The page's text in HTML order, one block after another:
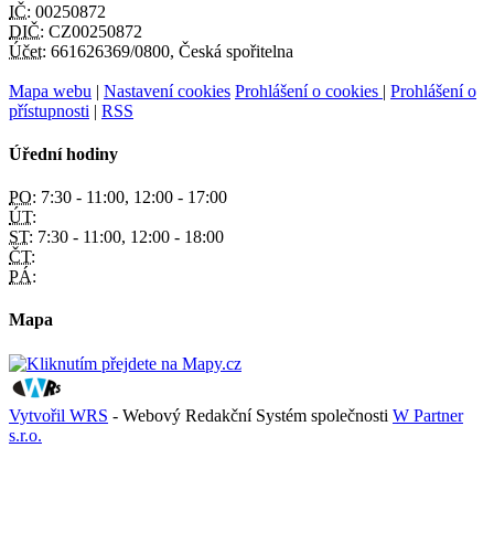
IČ: 00250872
DIČ: CZ00250872
Účet: 661626369/0800, Česká spořitelna
Mapa webu | Nastavení cookies Prohlášení o cookies | Prohlášení o
přístupnosti | RSS
Úřední hodiny
PO: 7:30 - 11:00, 12:00 - 17:00
ÚT:
ST: 7:30 - 11:00, 12:00 - 18:00
ČT:
PÁ:
Mapa
Vytvořil WRS - Webový Redakční Systém společnosti W Partner
s.r.o.